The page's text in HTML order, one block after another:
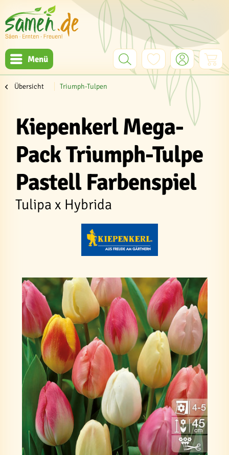
Menü
Übersicht Triumph-Tulpen
Kiepenkerl Mega-
Pack Triumph-Tulpe
Pastell Farbenspiel
Tulipa x Hybrida